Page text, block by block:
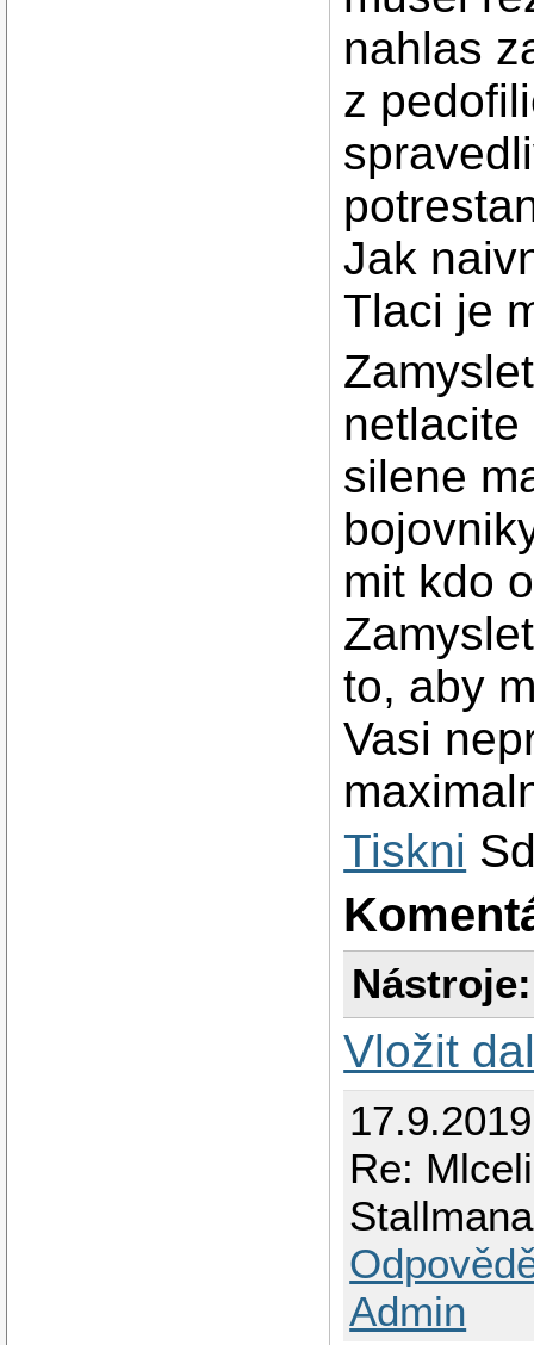
nahlas
z
Jak
Tlaci je
silene
mit kdo
to, aby
Vasi
Tiskni
Nástroje:
Vložit
Re:
Admin